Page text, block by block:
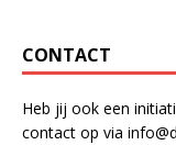
CONTACT
Heb jij ook een
contact op via